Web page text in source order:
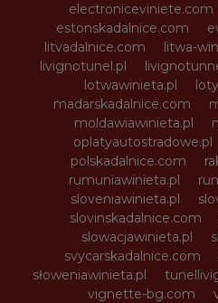
electroniceviniete.com
estonskadalnice.com
litvadalnice.com
litwa-
livignotunel.pl
lotwawinieta.pl
madarskadalnice.com
moldawiawinieta.pl
oplatyautostradowe.pl
polskadalnice.com
rumuniawinieta.pl
sloveniawinieta.pl
slovinskadalnice.com
slowacjawinieta.pl
svycarskadalnice.com
słoweniawinieta.pl
vignette-bg.com